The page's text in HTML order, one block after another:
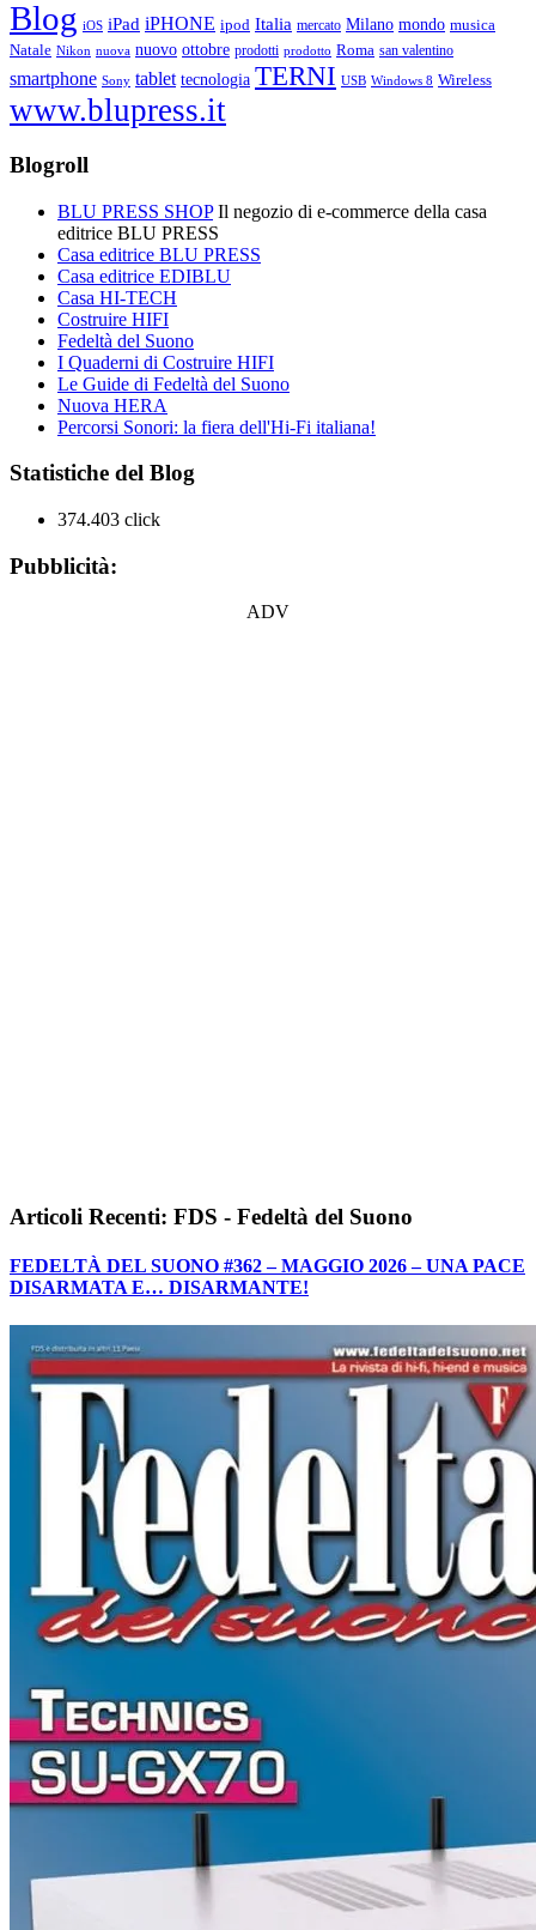
Blog iOS iPad iPHONE ipod Italia mercato Milano mondo musica
Natale Nikon nuova nuovo ottobre prodotti prodotto Roma san valentino
smartphone Sony tablet tecnologia TERNI USB Windows 8 Wireless
www.blupress.it
Blogroll
BLU PRESS SHOPIl negozio di e-commerce della casa
editrice BLU PRESS
Casa editrice BLU PRESS
Casa editrice EDIBLU
Casa HI-TECH
Costruire HIFI
Fedeltà del Suono
I Quaderni di Costruire HIFI
Le Guide di Fedeltà del Suono
Nuova HERA
Percorsi Sonori: la fiera dell'Hi-Fi italiana!
Statistiche del Blog
374.403 click
Pubblicità:
ADV
Articoli Recenti: FDS - Fedeltà del Suono
FEDELTÀ DEL SUONO #362 – MAGGIO 2026 – UNA PACE
DISARMATA E… DISARMANTE!